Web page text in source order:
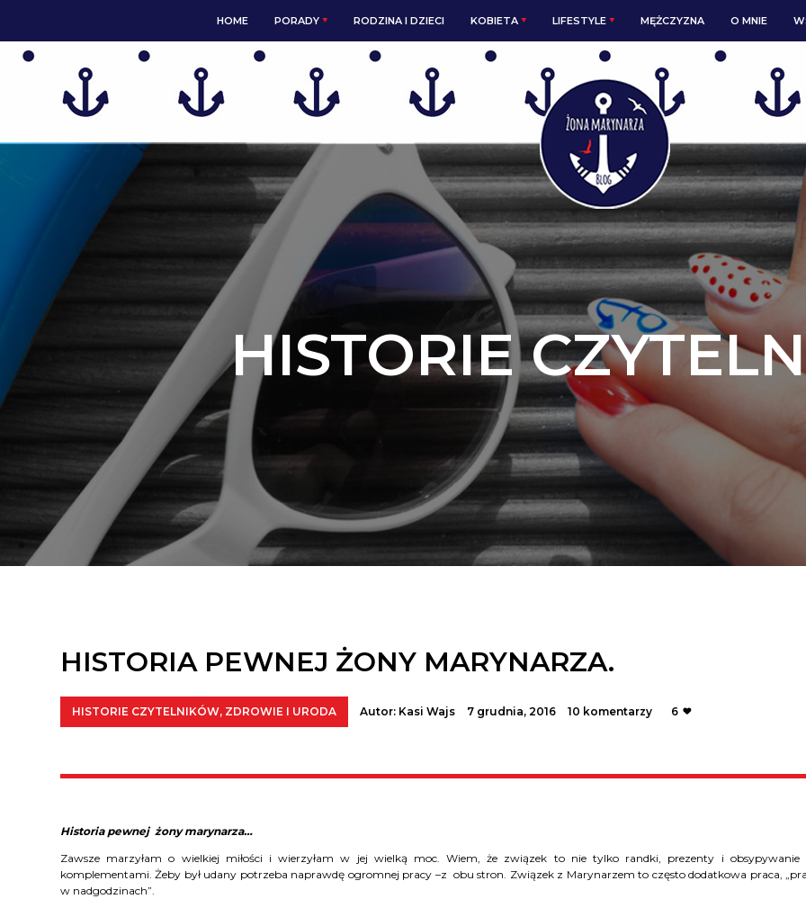
HOME PORADY RODZINA I DZIECI KOBIETA LIFESTYLE MĘŻCZYZNA O MNIE
HISTORIE
HISTORIA PEWNEJ ŻONY MARYNARZA.
HISTORIE CZYTELNIKÓW, ZDROWIE I URODA Autor: Kasi Wajs 7 grudnia, 2016 10 komentarzy 6
Historia pewnej żony marynarza…
Zawsze marzyłam o wielkiej miłości i wierzyłam w jej wielką moc. Wiem, że związek to nie tylko randki, prezenty i obsypywanie
komplementami. Żeby był udany potrzeba naprawdę ogromnej pracy –z obu stron. Związek z Marynarzem to często dodatkowa praca,
w nadgodzinach”.